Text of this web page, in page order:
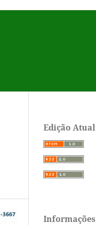
Edição Atual
Informações